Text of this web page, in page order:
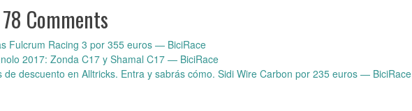
Comments
Fulcrum Racing 3 por 355 euros — BiciRace
2017: Zonda C17 y Shamal C17 — BiciRace
de descuento en Alltricks. Entra y sabrás cómo. Sidi Wire Carbon por 235 euros — BiciRace